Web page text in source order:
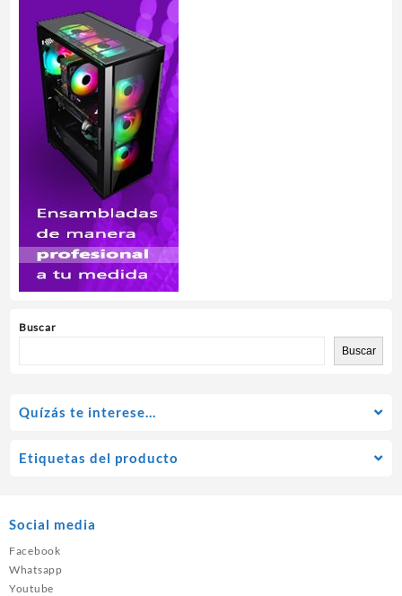
Buscar
Buscar
Quízás te interese…
Etiquetas del producto
Social media
Facebook
Whatsapp
Youtube